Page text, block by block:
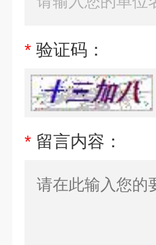
* 验证码：
* 留言内容：